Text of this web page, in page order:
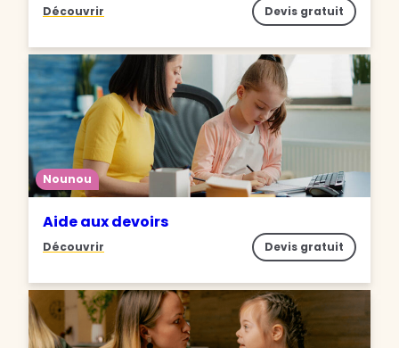
Découvrir Devis gratuit
Nounou
Aide aux devoirs
Découvrir Devis gratuit